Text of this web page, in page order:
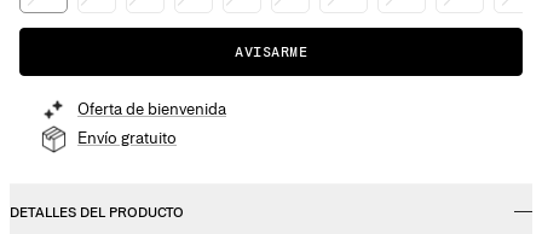
AVISARME
Oferta de bienvenida
Envío gratuito
DETALLES DEL PRODUCTO